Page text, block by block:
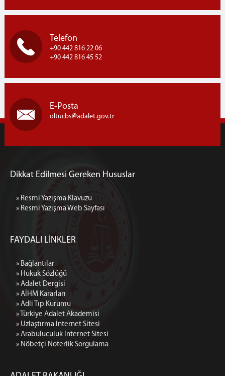
Telefon
+90 442 816 22 06
+90 442 816 45 52
E-Posta
oltucbs adalet.gov.tr
Dikkat Edilmesi Gereken Hususlar
» Resmi Yazışma Klavuzu
» Resmi Yazışma Web Sayfası
FAYDALI LİNKLER
» Bağlantılar
» Hukuk Sözlüğü
» Adalet Dergisi
» AİHM Kararları
» Adli Tıp Kurumu
» Türkiye Adalet Akademisi
» Uzlaştırma İnternet Sitesi
» Arabuluculuk İnternet Sitesi
» Nöbetçi Noterlik Sorgulama